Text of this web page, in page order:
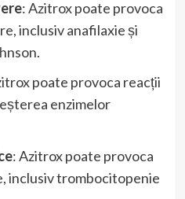
: Azitrox poate provoca
inclusiv anafilaxie și
poate provoca reacții
enzimelor
: Azitrox poate provoca
inclusiv trombocitopenie